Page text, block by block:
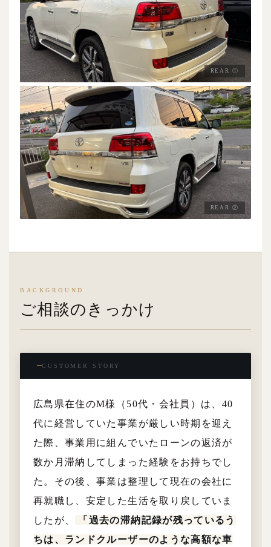
REAR ①
REAR ②
BACKGROUND
ご相談のきっかけ
CUSTOMER STORY
広島県在住のM様（50代・会社員）は、40
代に経営していた事業が厳しい時期を迎え
た際、事業用に組んでいたローンの返済が
数か月滞納してしまった経験をお持ちでし
た。その後、事業は整理して現在の会社に
再就職し、安定した生活を取り戻していま
したが、
「過去の滞納記録が残っているう
ちは、ランドクルーザーのような高額な車